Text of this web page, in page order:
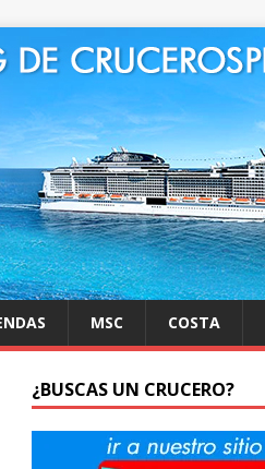
MSC COSTA
¿BUSCAS UN CRUCERO?